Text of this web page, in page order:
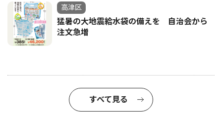
高津区
猛暑の大地震給水袋の備えを 自治会から
注文急増
すべて見る